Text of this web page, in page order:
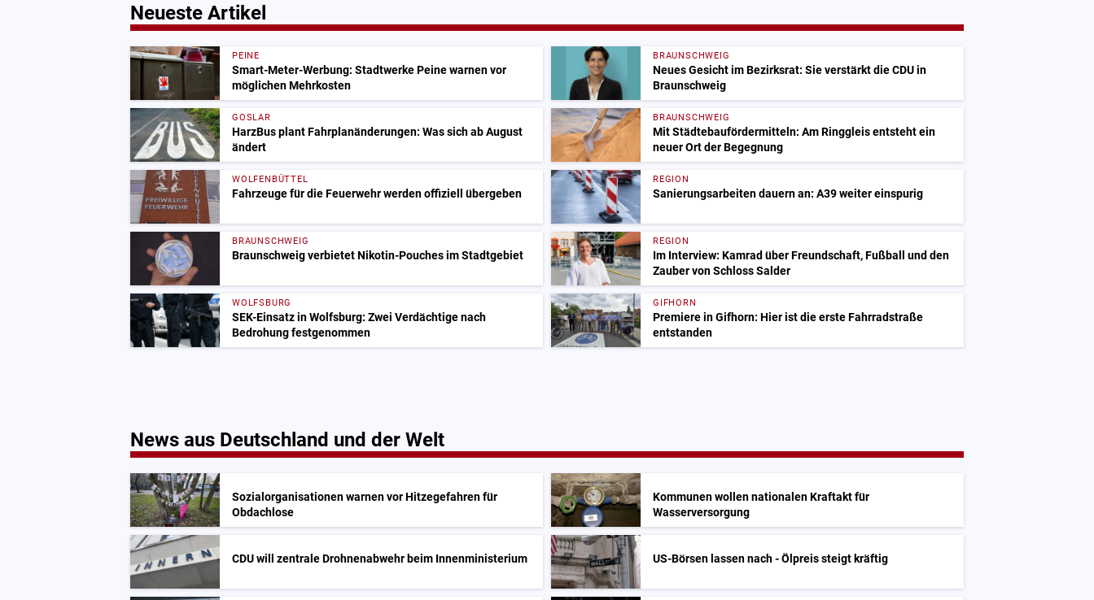
Neueste Artikel
PEINE
Smart-Meter-Werbung: Stadtwerke Peine warnen vor
möglichen Mehrkosten
BRAUNSCHWEIG
Neues Gesicht im Bezirksrat: Sie verstärkt die CDU in
Braunschweig
GOSLAR
HarzBus plant Fahrplanänderungen: Was sich ab August
ändert
BRAUNSCHWEIG
Mit Städtebaufördermitteln: Am Ringgleis entsteht ein
neuer Ort der Begegnung
WOLFENBÜTTEL
Fahrzeuge für die Feuerwehr werden offiziell übergeben
REGION
Sanierungsarbeiten dauern an: A39 weiter einspurig
BRAUNSCHWEIG
Braunschweig verbietet Nikotin-Pouches im Stadtgebiet
REGION
Im Interview: Kamrad über Freundschaft, Fußball und den
Zauber von Schloss Salder
WOLFSBURG
SEK-Einsatz in Wolfsburg: Zwei Verdächtige nach
Bedrohung festgenommen
GIFHORN
Premiere in Gifhorn: Hier ist die erste Fahrradstraße
entstanden
News aus Deutschland und der Welt
Sozialorganisationen warnen vor Hitzegefahren für
Obdachlose
Kommunen wollen nationalen Kraftakt für
Wasserversorgung
CDU will zentrale Drohnenabwehr beim Innenministerium US-Börsen lassen nach - Ölpreis steigt kräftig